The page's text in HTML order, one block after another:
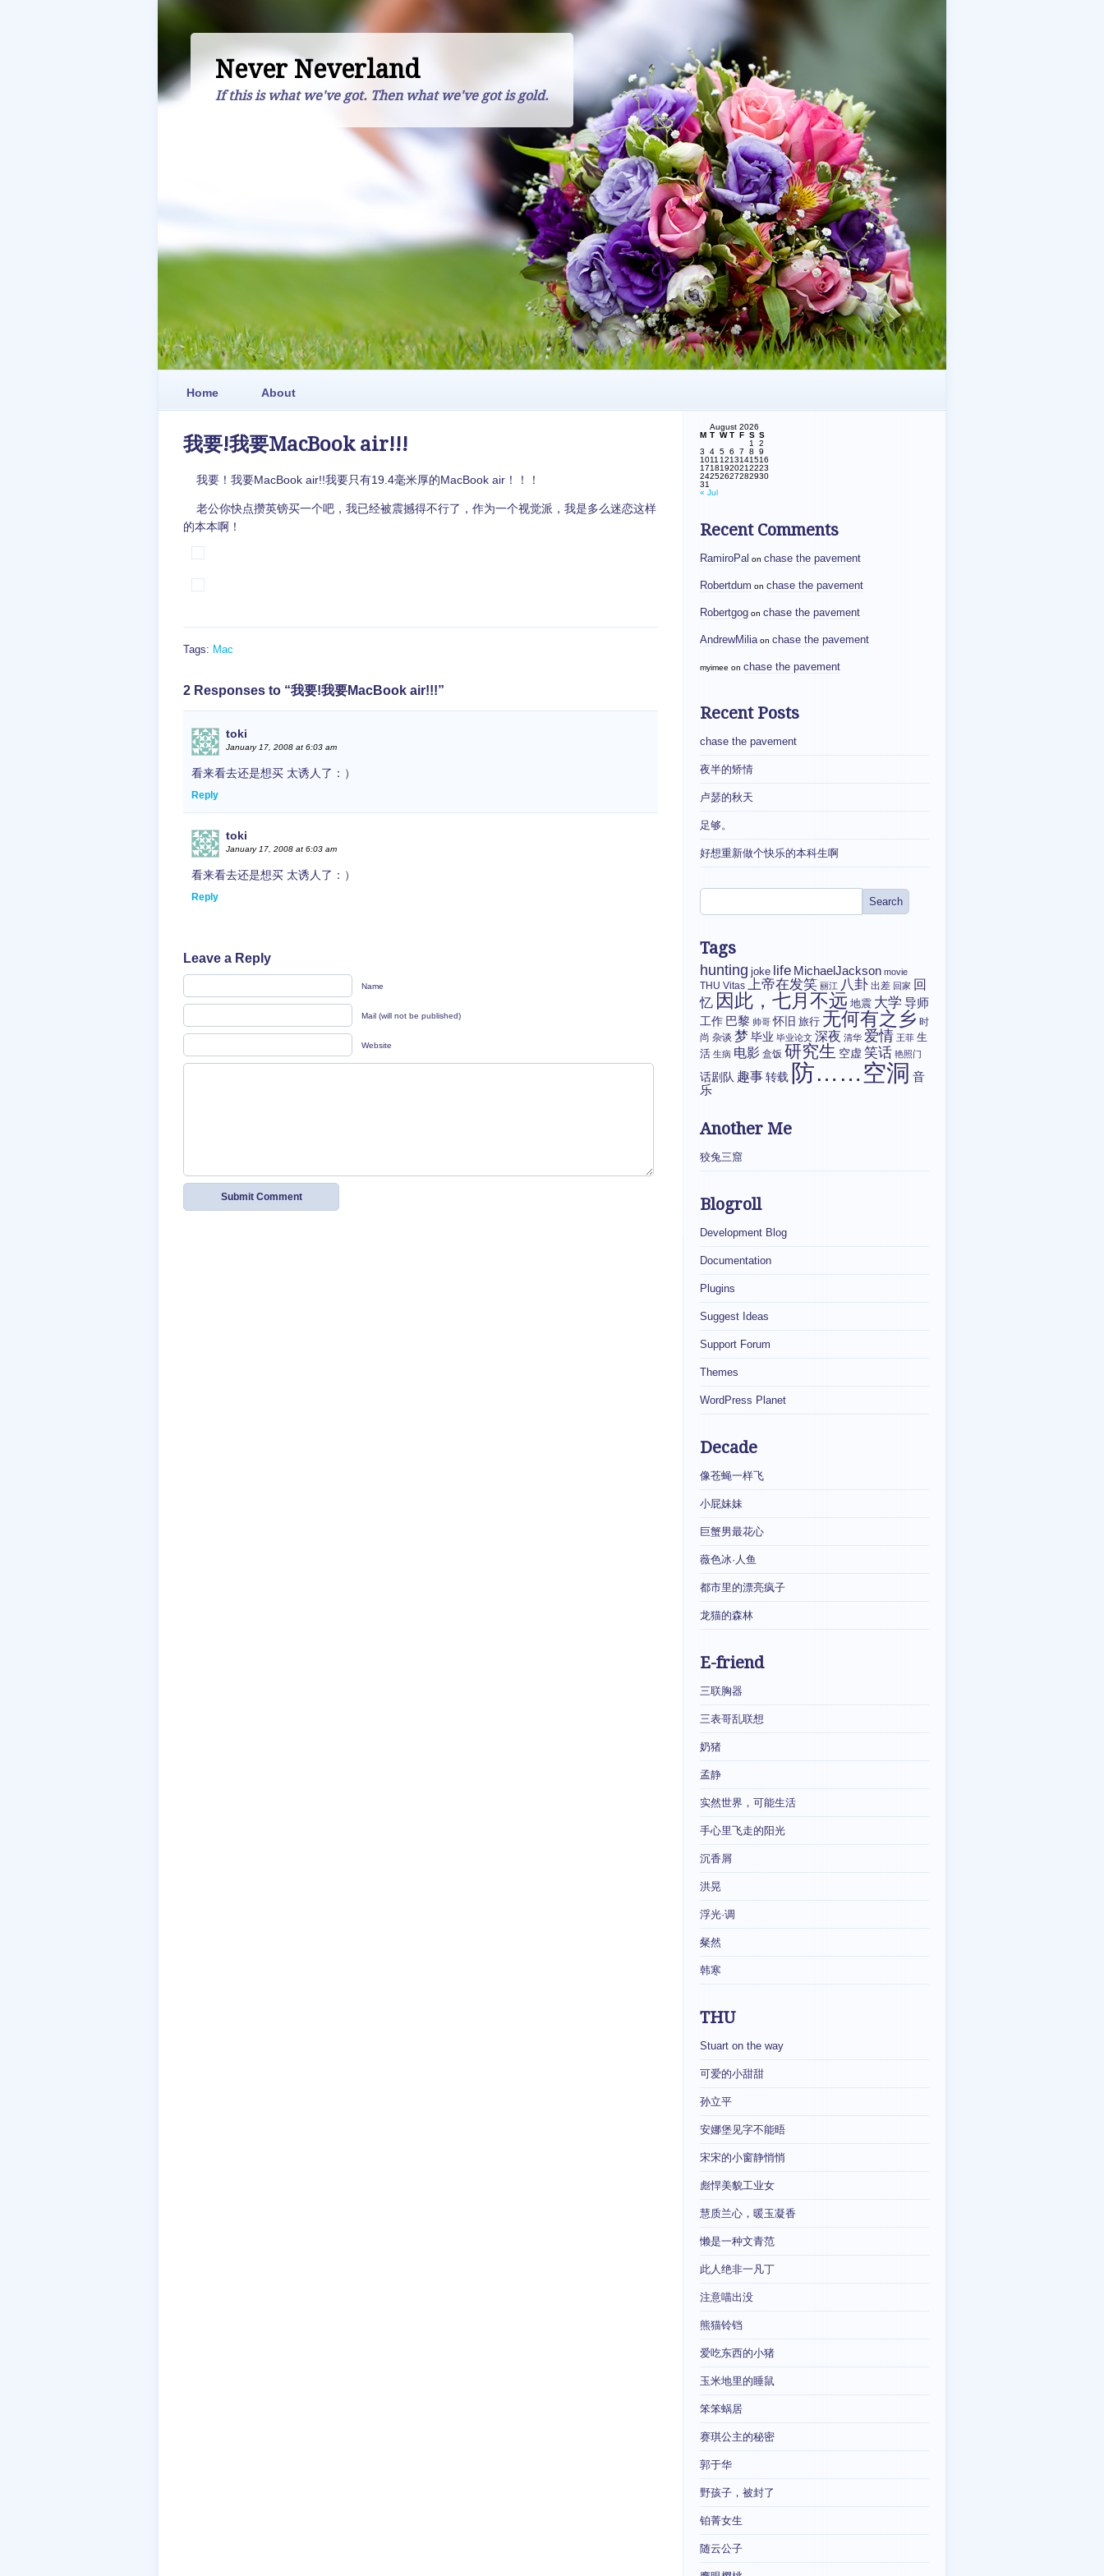
Never Neverland
If this is what we've got. Then what we've got is gold.
Home About
我要!我要MacBook air!!!
我要！我要MacBook air!!我要只有19.4毫米厚的MacBook air！！！
老公你快点攒英镑买一个吧，我已经被震撼得不行了，作为一个视觉派，我是多么迷恋这样
的本本啊！
Tags: Mac
2 Responses to “我要!我要MacBook air!!!”
toki
January 17, 2008 at 6:03 am
看来看去还是想买 太诱人了：）
Reply
toki
January 17, 2008 at 6:03 am
看来看去还是想买 太诱人了：）
Reply
Leave a Reply
Name
Mail (will not be published)
Website
August 2026
M T W T F S S
1
2
3
4 5 6 7 8
9
1011 1213141516
17181920212223
24252627282930
31
« Jul
Recent Comments
RamiroPal on chase the pavement
Robertdum on chase the pavement
Robertgog on chase the pavement
AndrewMilia on chase the pavement
myimee on chase the pavement
Recent Posts
chase the pavement
夜半的矫情
卢瑟的秋天
足够。
好想重新做个快乐的本科生啊
Tags
hunting joke life MichaelJackson movie
THU Vitas 上帝在发笑 丽江 八卦 出差 回家 回
忆 因此，七月不远 地震 大学 导师
工作 巴黎 帅哥 怀旧 旅行 无何有之乡 时
尚 杂谈 梦 毕业 毕业论文 深夜 清华 爱情 王菲 生
活 生病 电影 盒饭 研究生 空虚 笑话 艳照门
话剧队 趣事转载 防……空洞 音
乐
Another Me
狡兔三窟
Blogroll
Development Blog
Documentation
Plugins
Suggest Ideas
Support Forum
Themes
WordPress Planet
Decade
像苍蝇一样飞
小屁妹妹
巨蟹男最花心
薇色冰·人鱼
都市里的漂亮疯子
龙猫的森林
E-friend
三联胸器
三表哥乱联想
奶猪
孟静
实然世界，可能生活
手心里飞走的阳光
沉香屑
洪晃
浮光·调
粲然
韩寒
THU
Stuart on the way
可爱的小甜甜
孙立平
安娜堡见字不能晤
宋宋的小窗静悄悄
彪悍美貌工业女
慧质兰心，暖玉凝香
懒是一种文青范
此人绝非一凡丁
注意喵出没
熊猫铃铛
爱吃东西的小猪
玉米地里的睡鼠
笨笨蜗居
赛琪公主的秘密
郭于华
野孩子，被封了
铂菁女生
随云公子